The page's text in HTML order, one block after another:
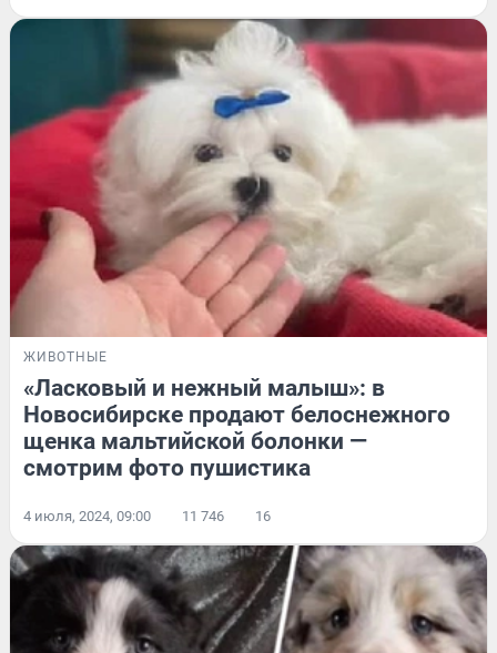
ЖИВОТНЫЕ
«Ласковый и нежный малыш»: в
Новосибирске продают белоснежного
щенка мальтийской болонки —
смотрим фото пушистика
4 июля, 2024, 09:00 11 746 16